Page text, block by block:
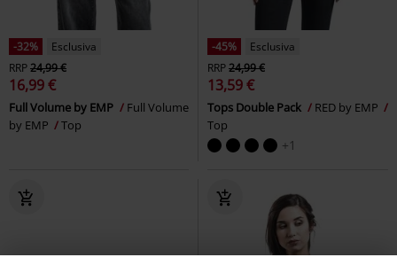
-32%
Esclusiva
RRP24,99 €
16,99 €
Full Volume by EMP
Full Volume
by EMP
Top
-45%
Esclusiva
RRP24,99 €
13,59 €
Tops Double Pack
RED by EMP
Top
+1